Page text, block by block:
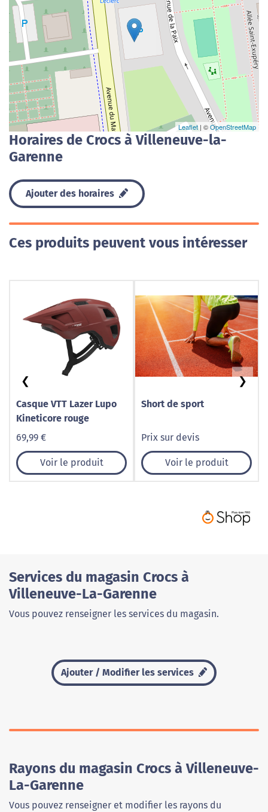
Leaflet| ©OpenStreetMap
Horaires de Crocs à Villeneuve-la-
Garenne
Ajouter des horaires
Ces produits peuvent vous intéresser
Casque VTT Lazer Lupo
Kineticore rouge
69,99 €
Voir le produit
Short de sport
Prix sur devis
Voir le produit
❮ ❯
Services du magasin Crocs à
Villeneuve-La-Garenne
Vous pouvez renseigner les services du magasin.
Ajouter / Modifier les services
Rayons du magasin Crocs à Villeneuve-
La-Garenne
Vous pouvez renseigner et modifier les rayons du